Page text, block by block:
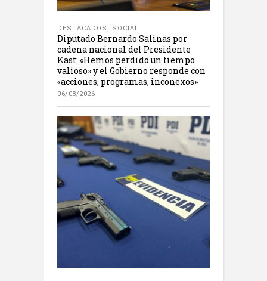
DESTACADOS , SOCIAL
Diputado Bernardo Salinas por
cadena nacional del Presidente
Kast: «Hemos perdido un tiempo
valioso» y el Gobierno responde con
«acciones, programas, inconexos»
06/08/2026